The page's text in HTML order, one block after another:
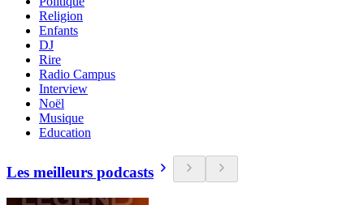
Religion
Enfants
DJ
Rire
Radio Campus
Interview
Noël
Musique
Education
Les meilleurs podcasts